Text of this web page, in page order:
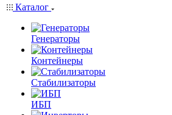
Каталог
Генераторы
Контейнеры
Стабилизаторы
ИБП